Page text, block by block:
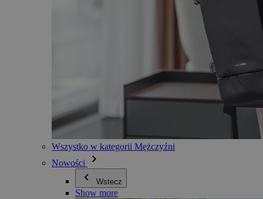
Wszystko w kategorii Mężczyźni
Nowości
Wstecz
Show more